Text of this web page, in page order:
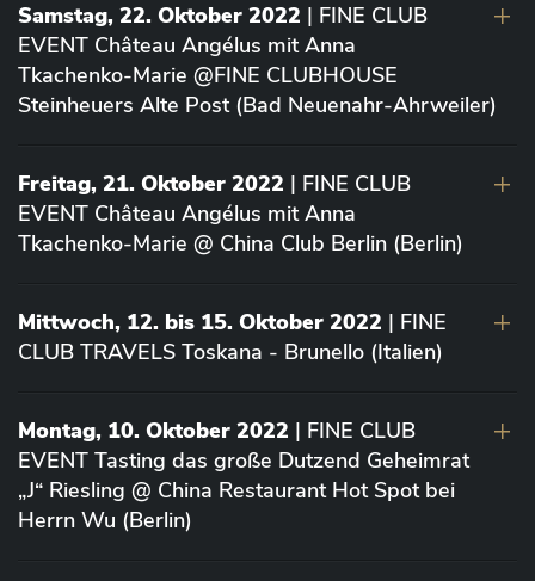
Samstag, 22. Oktober 2022 | FINE CLUB
EVENT Château Angélus mit Anna
Tkachenko-Marie @FINE CLUBHOUSE
Steinheuers Alte Post (Bad Neuenahr-Ahrweiler)
Freitag, 21. Oktober 2022 | FINE CLUB
EVENT Château Angélus mit Anna
Tkachenko-Marie @ China Club Berlin (Berlin)
Mittwoch, 12. bis 15. Oktober 2022 | FINE
CLUB TRAVELS Toskana - Brunello (Italien)
Montag, 10. Oktober 2022 | FINE CLUB
EVENT Tasting das große Dutzend Geheimrat
„J“ Riesling @ China Restaurant Hot Spot bei
Herrn Wu (Berlin)